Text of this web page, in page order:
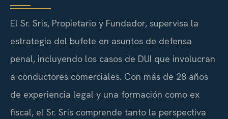
El Sr. Sris, Propietario y Fundador, supervisa la
estrategia del bufete en asuntos de defensa
penal, incluyendo los casos de DUI que involucran
a conductores comerciales. Con más de 28 años
de experiencia legal y una formación como ex
fiscal, el Sr. Sris comprende tanto la perspectiva